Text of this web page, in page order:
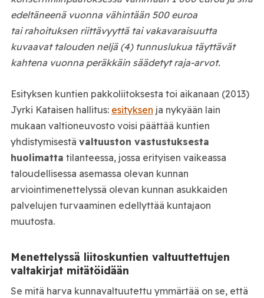
edeltäneenä vuonna vähintään 500 euroa
tai rahoituksen riittävyyttä tai vakavaraisuutta
kuvaavat talouden neljä (4) tunnuslukua täyttävät
kahtena vuonna peräkkäin säädetyt raja-arvot.
Esityksen kuntien pakkoliitoksesta toi aikanaan (2013)
Jyrki Kataisen hallitus: esityksen ja nykyään lain
mukaan valtioneuvosto voisi päättää kuntien
yhdistymisestä valtuuston vastustuksesta
huolimatta tilanteessa, jossa erityisen vaikeassa
taloudellisessa asemassa olevan kunnan
arviointimenettelyssä olevan kunnan asukkaiden
palvelujen turvaaminen edellyttää kuntajaon
muutosta.
Menettelyssä liitoskuntien valtuuttettujen
valtakirjat mitätöidään
Se mitä harva kunnavaltuutettu ymmärtää on se, että